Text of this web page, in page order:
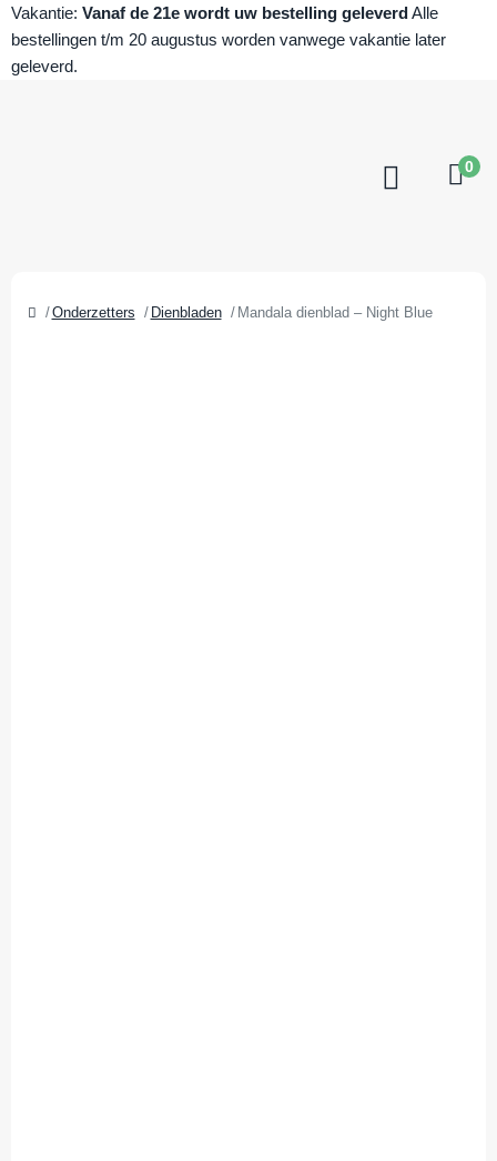
Vakantie: Vanaf de 21e wordt uw bestelling geleverdAlle
bestellingen t/m 20 augustus worden vanwege vakantie later
geleverd.
0
Onderzetters Dienbladen Mandala dienblad – Night Blue